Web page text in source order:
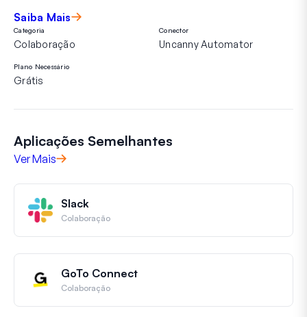
Saiba Mais
Categoria
Colaboração
Conector
Uncanny Automator
Plano Necessário
Grátis
Aplicações Semelhantes
Ver Mais
Slack
Colaboração
GoTo Connect
Colaboração